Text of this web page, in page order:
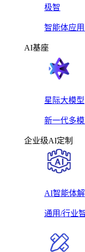
极智
智能体应
AI基座
星际大模型
新一代多
企业级AI定制
AI智能体
通用/行业